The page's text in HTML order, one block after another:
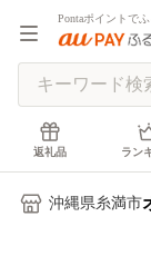
Pontaポイントで
返礼品 ラン
沖縄県糸満市